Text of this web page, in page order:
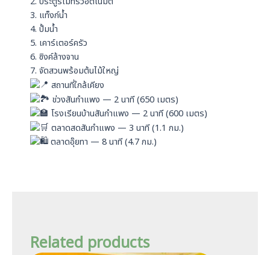
3. แท็งก์น้ำ
4. ปั้มน้ำ
5. เคาร์เตอร์ครัว
6. ซิงค์ล้างจาน
7. จัดสวนพร้อมต้นไม้ใหญ่
สถานที่ใกล้เคียง
ข่วงสันกำแพง — 2 นาที (650 เมตร)
โรงเรียนบ้านสันกำแพง — 2 นาที (600 เมตร)
ตลาดสดสันกำแพง — 3 นาที (1.1 กม.)
ตลาดอุ๊ยทา — 8 นาที (4.7 กม.)
Related products